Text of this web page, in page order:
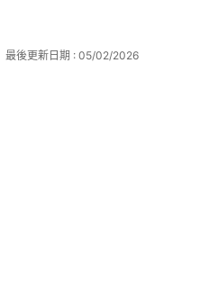
最後更新日期 : 05/02/2026